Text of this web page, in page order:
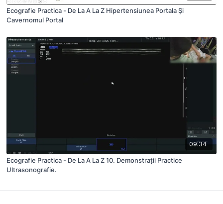
Ecografie Practica - De La A La Z Hipertensiunea Portala Și
Cavernomul Portal
09:34
Ecografie Practica - De La A La Z 10. Demonstrații Practice
Ultrasonografie.